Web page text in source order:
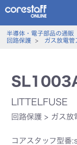
半導体・電子部品の通販
回路保護> ガス放電管
LITTELFUSE
回路保護 > ガス放
コアスタッフ型